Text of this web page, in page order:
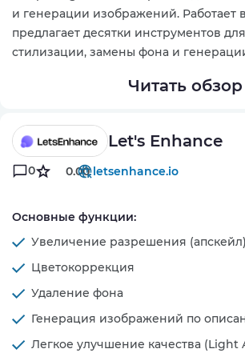
и генерации изображений. Работает
предлагает десятки инструментов
стилизации, замены фона и
Читать
Let's Enhance
0 0.00 letsenhance.io
Основные функции:
Увеличение разрешения (апскейл)
Цветокоррекция
Удаление фона
Генерация изображений по
Легкое улучшение качества (Light